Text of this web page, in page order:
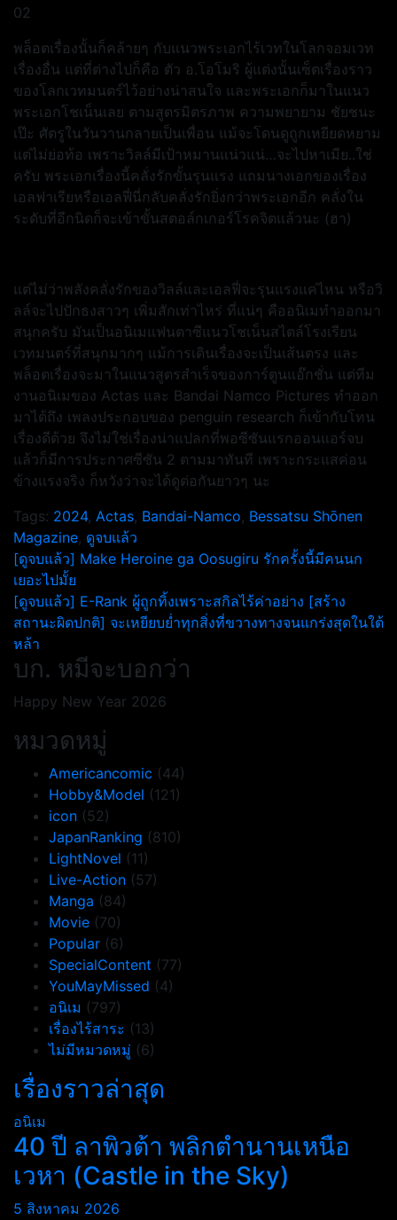
02
พล็อตเรื่องนั้นก็คล้ายๆ กับแนวพระเอกไร้เวทในโลกจอมเวท
เรื่องอื่น แต่ที่ต่างไปก็คือ ตัว อ.โอโมริ ผู้แต่งนั้นเซ็ตเรื่องราว
ของโลกเวทมนตร์ไว้อย่างน่าสนใจ และพระเอกก็มาในแนว
พระเอกโชเน็นเลย ตามสูตรมิตรภาพ ความพยายาม ชัยชนะ
เป๊ะ ศัตรูในวันวานกลายเป็นเพื่อน แม้จะโดนดูถูกเหยียดหยาม
แต่ไม่ย่อท้อ เพราะวิลล์มีเป้าหมานแน่วแน่…จะไปหาเมีย..ใช่
ครับ พระเอกเรื่องนี้คลั่งรักขั้นรุนแรง แถมนางเอกของเรื่อง
เอลฟาเรียหรือเอลฟี่นี่กลับคลั่งรักยิ่งกว่าพระเอกอีก คลั่งใน
ระดับที่อีกนิดก็จะเข้าขั้นสตอล์กเกอร์โรคจิตแล้วนะ (ฮา)
แต่ไม่ว่าพลังคลั่งรักของวิลล์และเอลฟี่จะรุนแรงแค่ไหน หรือวิ
ลล์จะไปปักธงสาวๆ เพิ่มสักเท่าไหร่ ที่แน่ๆ คืออนิเมทำออกมา
สนุกครับ มันเป็นอนิเมแฟนตาซีแนวโชเน็นสไตล์โรงเรียน
เวทมนตร์ที่สนุกมากๆ แม้การเดินเรื่องจะเป็นเส้นตรง และ
พล็อตเรื่องจะมาในแนวสูตรสำเร็จของการ์ตูนแอ๊กชั่น แต่ทีม
งานอนิเมของ Actas และ Bandai Namco Pictures ทำออก
มาได้ถึง เพลงประกอบของ penguin research ก็เข้ากับโทน
เรื่องดีด้วย จึงไม่ใช่เรื่องน่าแปลกที่พอซีซันแรกออนแอร์จบ
แล้วก็มีการประกาศซีซัน 2 ตามมาทันที เพราะกระแสค่อน
ข้างแรงจริง ก็หวังว่าจะได้ดูต่อกันยาวๆ นะ
Tags: 2024, Actas, Bandai-Namco, Bessatsu Shōnen
Magazine, ดูจบแล้ว
แนะแนว
เรื่อง
[ดูจบแล้ว] Make Heroine ga Oosugiru รักครั้งนี้มีคนนก
เยอะไปมั้ย
[ดูจบแล้ว] E-Rank ผู้ถูกทิ้งเพราะสกิลไร้ค่าอย่าง [สร้าง
สถานะผิดปกติ] จะเหยียบยํ่าทุกสิ่งที่ขวางทางจนแกร่งสุดในใต้
หล้า
บก. หมีจะบอกว่า
Happy New Year 2026
หมวดหมู่
Americancomic (44)
Hobby&Model (121)
icon (52)
JapanRanking (810)
LightNovel (11)
Live-Action (57)
Manga (84)
Movie (70)
Popular (6)
SpecialContent (77)
YouMayMissed (4)
อนิเม (797)
เรื่องไร้สาระ (13)
ไม่มีหมวดหมู่ (6)
เรื่องราวล่าสุด
อนิเม
40 ปี ลาพิวต้า พลิกตำนานเหนือ
เวหา (Castle in the Sky)
5 สิงหาคม 2026